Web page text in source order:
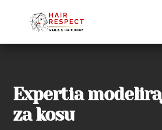
Expertia
za kosu